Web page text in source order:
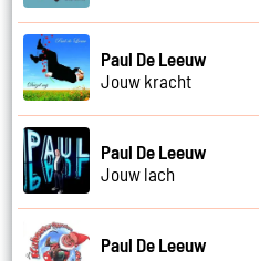
Paul De Leeuw
Jouw kracht
Paul De Leeuw
Jouw lach
Paul De Leeuw